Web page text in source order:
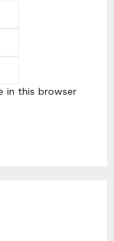
in this browser